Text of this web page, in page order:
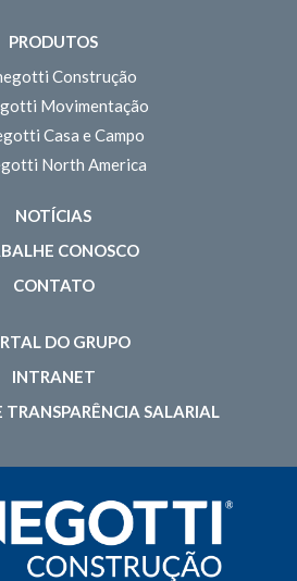
PRODUTOS
Construção
Movimentação
Casa e Campo
North America
NOTÍCIAS
CONOSCO
CONTATO
DO GRUPO
INTRANET
TRANSPARÊNCIA SALARIAL